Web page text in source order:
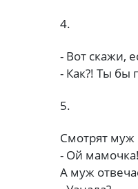
4.
- Вот скажи,
- Как?! Ты бы
5.
Смотрят муж
- Ой мамочка!
А муж